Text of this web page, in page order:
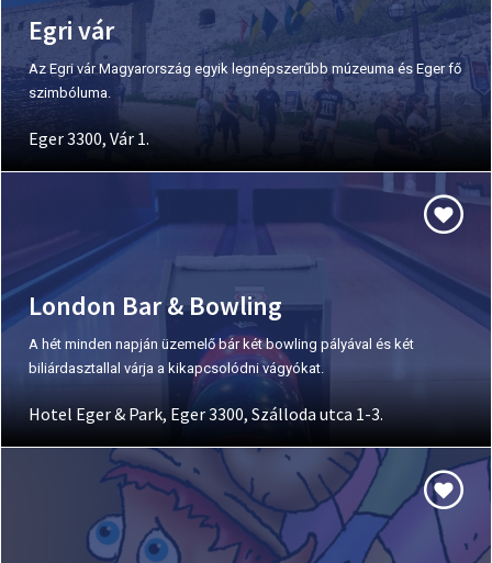
Egri vár
Az Egri vár Magyarország egyik legnépszerűbb múzeuma és Eger fő
szimbóluma.
Eger 3300, Vár 1.
London Bar & Bowling
A hét minden napján üzemelő bár két bowling pályával és két
biliárdasztallal várja a kikapcsolódni vágyókat.
Hotel Eger & Park, Eger 3300, Szálloda utca 1-3.